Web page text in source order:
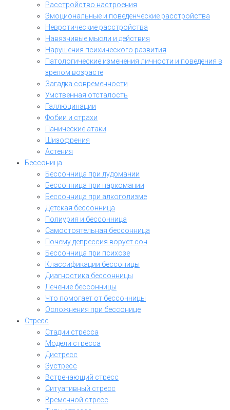
Расстройство настроения
Эмоциональные и поведенческие расстройства
Невротические расстройства
Навязчивые мысли и действия
Нарушения психического развития
Патологические изменения личности и поведения в
зрелом возрасте
Загадка современности
Умственная отсталость
Галлюцинации
Фобии и страхи
Панические атаки
Шизофрения
Астения
Бессоница
Бессонница при лудомании
Бессонница при наркомании
Бессонница при алкоголизме
Детская бессонница
Полиурия и бессонница
Самостоятельная бессонница
Почему депрессия ворует сон
Бессонница при психозе
Классификации бессоницы
Диагностика бессонницы
Лечение бессонницы
Что помогает от бессонницы
Осложнения при бессонице
Стресс
Стадии стресса
Модели стресса
Дистресс
Эустресс
Встречающий стресс
Ситуативный стресс
Временной стресс